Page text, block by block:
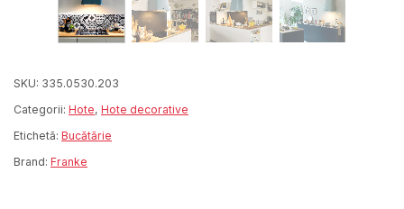
SKU: 335.0530.203
Categorii: Hote, Hote decorative
Etichetă: Bucătărie
Brand: Franke